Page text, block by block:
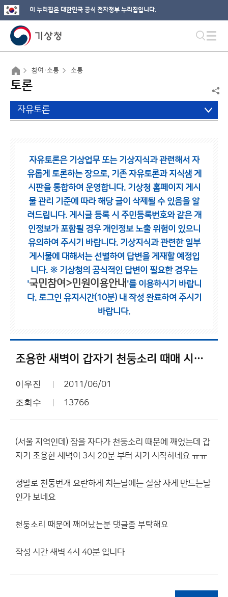
이 누리집은 대한민국 공식 전자정부 누리집입니다.
참여·소통 소통
토론
자유토론
자유토론은 기상업무 또는 기상지식과 관련해서 자
유롭게 토론하는 장으로, 기존 자유토론과 지식샘 게
시판을 통합하여 운영합니다. 기상청 홈페이지 게시
물 관리 기준에 따라 해당 글이 삭제될 수 있음을 알
려드립니다. 게시글 등록 시 주민등록번호와 같은 개
인정보가 포함될 경우 개인정보 노출 위험이 있으니
유의하여 주시기 바랍니다. 기상지식과 관련한 일부
게시물에 대해서는 선별하여 답변을 게재할 예정입
니다. ※ 기상청의 공식적인 답변이 필요한 경우는
'국민참여>민원이용안내 '를 이용하시기 바랍니
다. 로그인 유지시간(10분) 내 작성 완료하여 주시기
바랍니다.
조용한 새벽이 갑자기 천둥소리 때매 시끄러움
이우진 2011/06/01
조회수 13766
(서울 지역인데) 잠을 자다가 천둥소리 때문에 깨었는데 갑
자기 조용한 새벽이 3시 20분 부터 치기 시작하네요 ㅠㅠ
정말로 천둥번개 요란하게 치는날에는 설잠 자게 만드는날
인가 보네요
천둥소리 때문에 깨어났는분 댓글좀 부탁해요
작성 시간 새벽 4시 40분 입니다